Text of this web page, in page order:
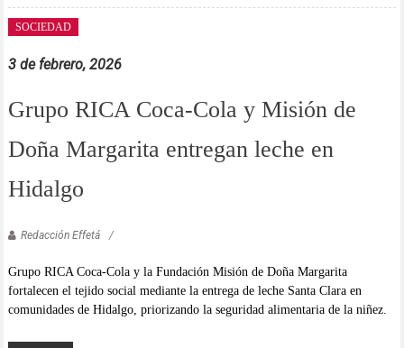
SOCIEDAD
3 de febrero, 2026
Grupo RICA Coca-Cola y Misión de
Doña Margarita entregan leche en
Hidalgo
Redacción Effetá
Grupo RICA Coca-Cola y la Fundación Misión de Doña Margarita
fortalecen el tejido social mediante la entrega de leche Santa Clara en
comunidades de Hidalgo, priorizando la seguridad alimentaria de la niñez.